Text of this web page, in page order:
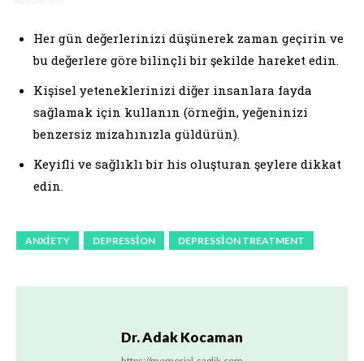
Her gün değerlerinizi düşünerek zaman geçirin ve
bu değerlere göre bilinçli bir şekilde hareket edin.
Kişisel yeteneklerinizi diğer insanlara fayda
sağlamak için kullanın (örneğin, yeğeninizi
benzersiz mizahınızla güldürün).
Keyifli ve sağlıklı bir his oluşturan şeylere dikkat
edin.
ANXIETY DEPRESSION DEPRESSION TREATMENT
Dr. Adak Kocaman